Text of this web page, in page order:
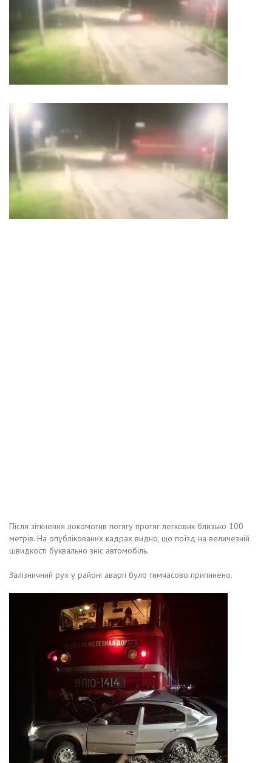
Після зіткнення локомотив потягу протяг легковик близько 100
метрів. На опублікованих кадрах видно, що поїзд на величезній
швидкості буквально зніс автомобіль.
Залізничний рух у районі аварії було тимчасово припинено.